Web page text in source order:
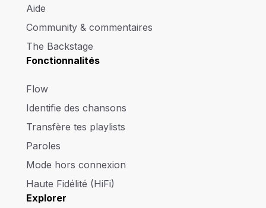
Aide
Community & commentaires
The Backstage
Fonctionnalités
Flow
Identifie des chansons
Transfère tes playlists
Paroles
Mode hors connexion
Haute Fidélité (HiFi)
Explorer